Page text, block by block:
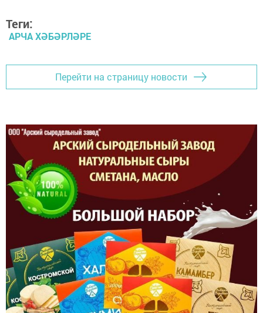
АРЧА ХӘБӘРЛӘРЕ
Перейти на страницу новости